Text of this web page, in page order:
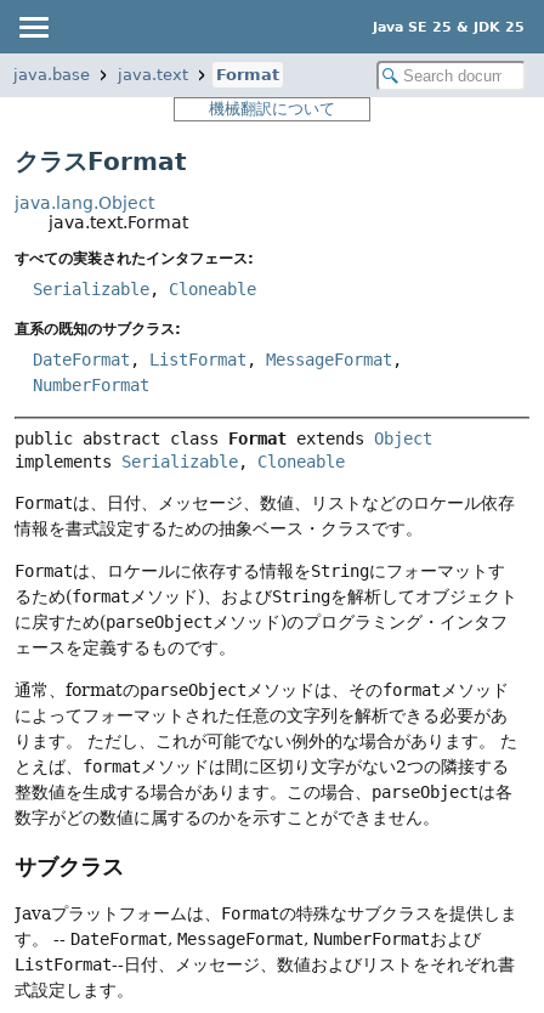
Java SE 25 & JDK 25
java.base java.text
Format
機械翻訳について
クラスFormat
java.lang.Object
java.text.Format
すべての実装されたインタフェース:
Serializable, Cloneable
直系の既知のサブクラス:
DateFormat , ListFormat , MessageFormat ,
NumberFormat
public abstract class Format extends Object
implements Serializable, Cloneable
Formatは、日付、メッセージ、数値、リストなどのロケール依存
情報を書式設定するための抽象ベース・クラスです。
Formatは、ロケールに依存する情報をStringにフォーマットす
るため(format メソッド)、およびStringを解析してオブジェクト
に戻すため(parseObject メソッド)のプログラミング・インタフ
ェースを定義するものです。
通常、formatのparseObjectメソッドは、そのformatメソッド
によってフォーマットされた任意の文字列を解析できる必要があ
ります。
ただし、これが可能でない例外的な場合があります。
た
とえば、 formatメソッドは間に区切り文字がない2つの隣接する
整数値を生成する場合があります。この場合、 parseObjectは各
数字がどの数値に属するのかを示すことができません。
サブクラス
Javaプラットフォームは、 Formatの特殊なサブクラスを提供しま
す。 -- DateFormat, MessageFormat, NumberFormatおよび
ListFormat--日付、メッセージ、数値およびリストをそれぞれ書
式設定します。